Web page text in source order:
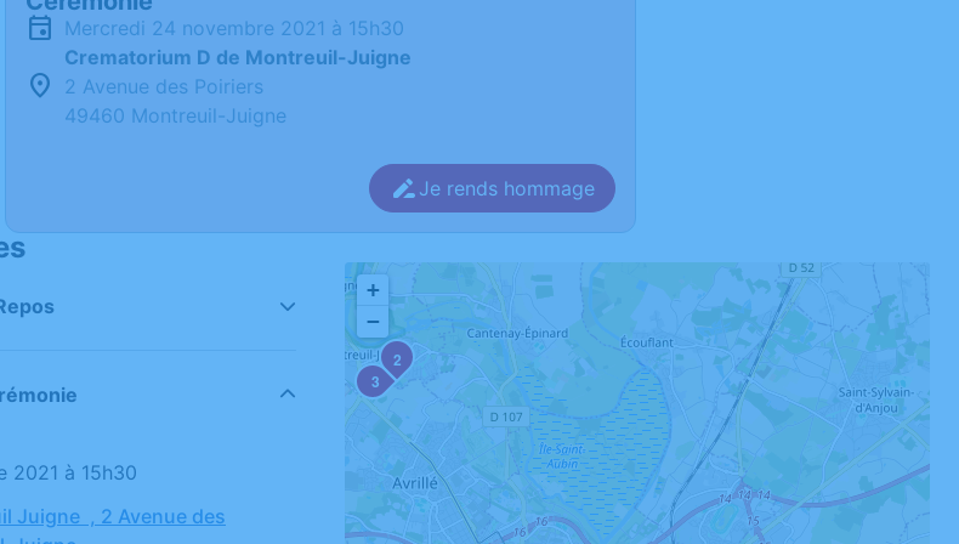
mercredi 24 novembre 2021 à 15h30
Crematorium D de Montreuil-Juigne
2 Avenue des Poiriers
49460 Montreuil-Juigne
Je rends hommage
2021 à 15h30
Juigne , 2 Avenue des
2
3
+
−